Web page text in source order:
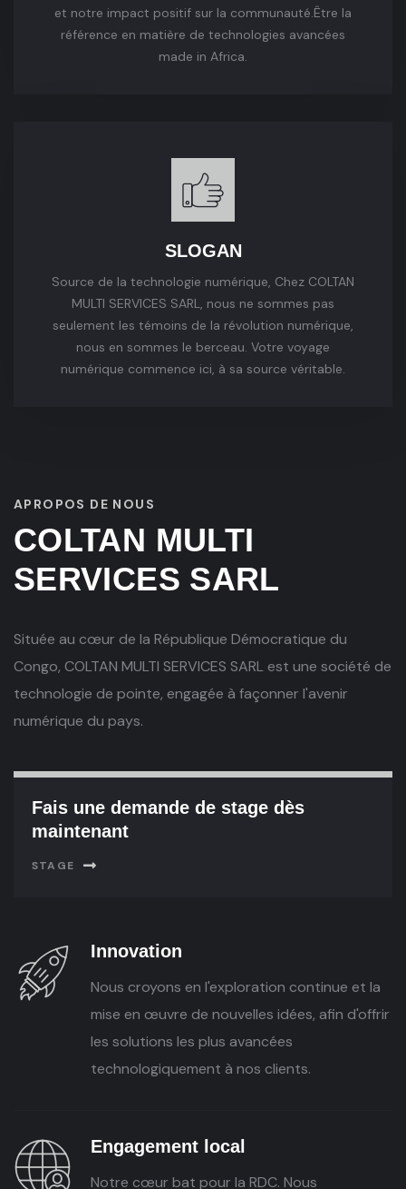
et notre impact positif sur la communauté.Être la
référence en matière de technologies avancées
made in Africa.
SLOGAN
Source de la technologie numérique, Chez COLTAN
MULTI SERVICES SARL, nous ne sommes pas
seulement les témoins de la révolution numérique,
nous en sommes le berceau. Votre voyage
numérique commence ici, à sa source véritable.
APROPOS DE NOUS
COLTAN MULTI
SERVICES SARL
Située au cœur de la République Démocratique du
Congo, COLTAN MULTI SERVICES SARL est une société de
technologie de pointe, engagée à façonner l'avenir
numérique du pays.
Fais une demande de stage dès
maintenant
STAGE
Innovation
Nous croyons en l'exploration continue et la
mise en œuvre de nouvelles idées, afin d'offrir
les solutions les plus avancées
technologiquement à nos clients.
Engagement local
Notre cœur bat pour la RDC. Nous